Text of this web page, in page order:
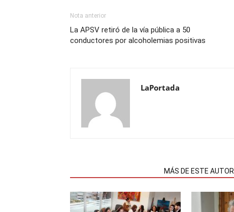
Nota anterior
La APSV retiró de la vía pública a 50
conductores por alcoholemias positivas
LaPortada
MÁS DE ESTE AUTOR